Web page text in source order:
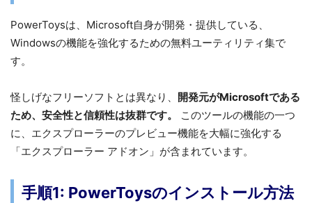
PowerToysは、Microsoft自身が開発・提供している、
Windowsの機能を強化するための無料ユーティリティ集で
す。
怪しげなフリーソフトとは異なり、 開発元がMicrosoftである
ため、安全性と信頼性は抜群です。
このツールの機能の一つ
に、エクスプローラーのプレビュー機能を大幅に強化する
「エクスプローラー アドオン」が含まれています。
手順1: PowerToysのインストール方法